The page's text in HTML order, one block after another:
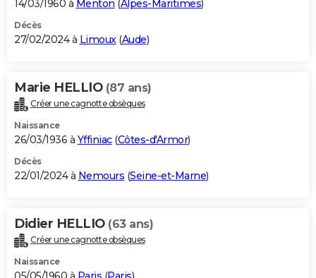
14/03/1960 à Menton (Alpes-Maritimes)
Décès
27/02/2024 à Limoux(Aude)
Marie HELLIO (87 ans)
Créer une cagnotte obsèques
Naissance
26/03/1936 à Yffiniac(Côtes-d'Armor)
Décès
22/01/2024 à Nemours (Seine-et-Marne)
Didier HELLIO (63 ans)
Créer une cagnotte obsèques
Naissance